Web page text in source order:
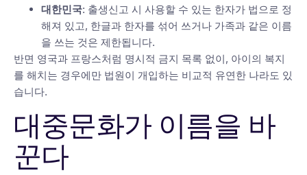
대한민국: 출생신고 시 사용할 수 있는 한자가 법으로 정
해져 있고, 한글과 한자를 섞어 쓰거나 가족과 같은 이름
을 쓰는 것은 제한됩니다.
반면 영국과 프랑스처럼 명시적 금지 목록 없이, 아이의 복지
를 해치는 경우에만 법원이 개입하는 비교적 유연한 나라도 있
습니다.
대중문화가 이름을 바
꾼다